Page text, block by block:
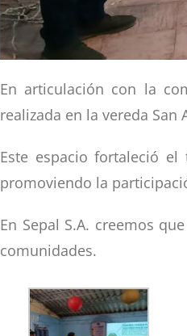
En articulación con la
realizada en la vereda
Este espacio fortaleció
promoviendo la
En Sepal S.A. creemos
comunidades.